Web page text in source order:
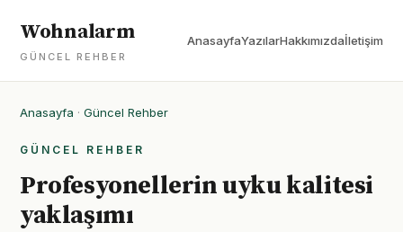
Wohnalarm
GÜNCEL REHBER
AnasayfaYazılarHakkımızdaİletişim
Anasayfa · Güncel Rehber
GÜNCEL REHBER
Profesyonellerin uyku kalitesi
yaklaşımı